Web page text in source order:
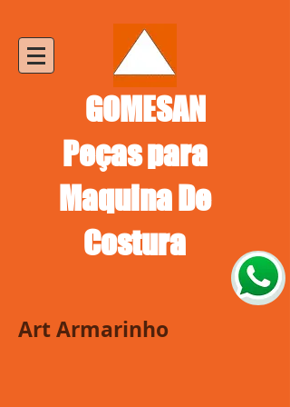
GOMESAN
Peças para
Maquina De
Costura
Art Armarinho